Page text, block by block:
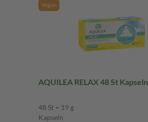
Vegan
AQUILEA RELAX 48 St Kapseln
48 St = 19 g
Kapseln